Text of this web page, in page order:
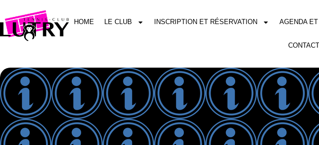
HOME LE CLUB INSCRIPTION ET RÉSERVATION AGENDA
CONTACT